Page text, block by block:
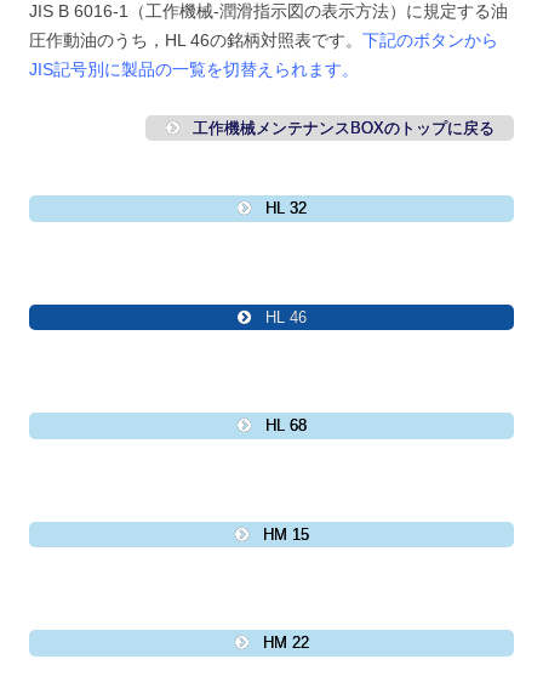
JIS B 6016-1（工作機械-潤滑指示図の表示方法）に規定する油
圧作動油のうち，HL 46の銘柄対照表です。 下記のボタンから
JIS記号別に製品の一覧を切替えられます。
工作機械メンテナンスBOXのトップに戻る
HL 32
HL 46
HL 68
HM 15
HM 22